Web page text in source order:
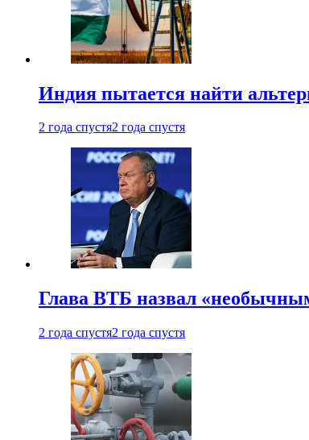
Индия пытается найти
2 года спустя2 года спустя
Глава ВТБ назвал
2 года спустя2 года спустя